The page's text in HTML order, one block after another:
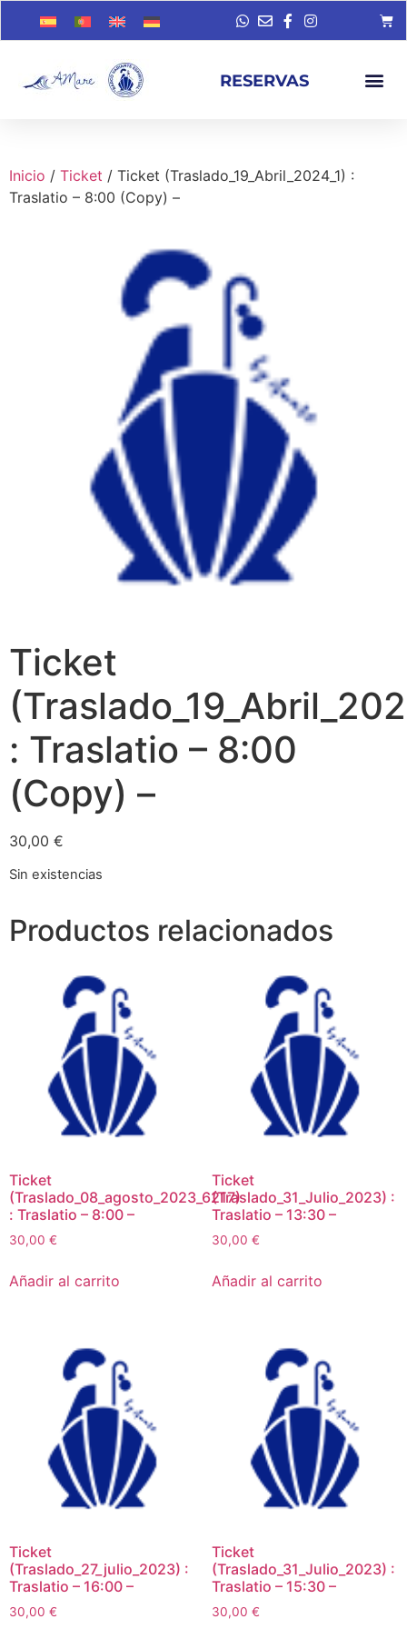
RESERVAS
Inicio / Ticket / Ticket (Traslado_19_Abril_2024_1) :
Traslatio – 8:00 (Copy) –
Ticket
: Traslatio – 8:00
(Copy) –
30,00 €
Sin existencias
Productos relacionados
Ticket
(Traslado_08_agosto_2023_6217)
: Traslatio – 8:00 –
30,00 €
Añadir al carrito
Ticket
(Traslado_31_Julio_2023) :
Traslatio – 13:30 –
30,00 €
Añadir al carrito
Ticket
(Traslado_27_julio_2023) :
Traslatio – 16:00 –
30,00 €
Ticket
(Traslado_31_Julio_2023) :
Traslatio – 15:30 –
30,00 €